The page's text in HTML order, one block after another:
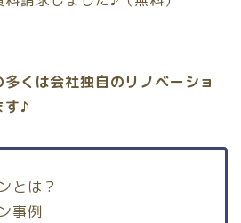
くは会社独自のリノベーショ
す♪
とは？
事例